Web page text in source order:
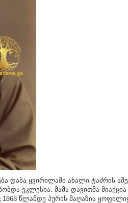
დაბა ყვირილაში ახალი ტაძრის
ეკლესია. მამა დავითმა მიაქცია
წლამდე პურის მაღაზია